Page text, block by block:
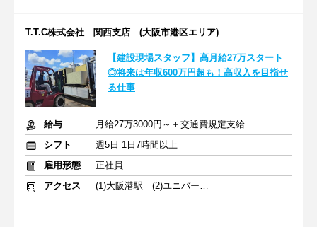
T.T.C株式会社 関西支店 (大阪市港区エリア)
【建設現場スタッフ】高月給27万スタート
◎将来は年収600万円超も！高収入を目指せ
る仕事
給与
月給27万3000円～＋交通費規定支給
シフト
週5日 1日7時間以上
雇用形態
正社員
アクセス
(1)大阪港駅 (2)ユニバーサルシティ駅 (3)住之江公園駅